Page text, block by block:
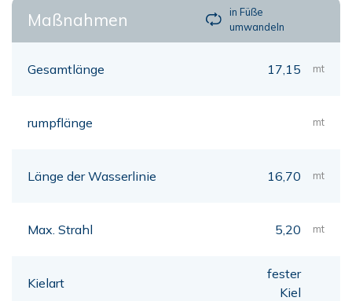
Maßnahmen
in Füße
umwandeln
Gesamtlänge 17,15 mt
rumpflänge mt
Länge der Wasserlinie 16,70 mt
Max. Strahl 5,20 mt
Kielart
fester
Kiel